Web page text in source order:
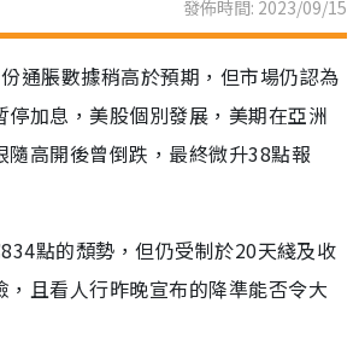
發佈時間: 2023/09/15
通脹數據稍高於預期，但市場仍認為
停加息，美股個別發展，美期在亞洲
隨高開後曾倒跌，最終微升38點報
點的頹勢，但仍受制於20天綫及收
，且看人行昨晚宣布的降準能否令大